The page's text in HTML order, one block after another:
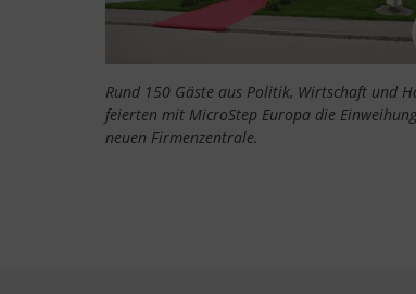
Rund 150 Gäste aus Politik, Wirtschaft und
feierten mit MicroStep Europa die
neuen Firmenzentrale.